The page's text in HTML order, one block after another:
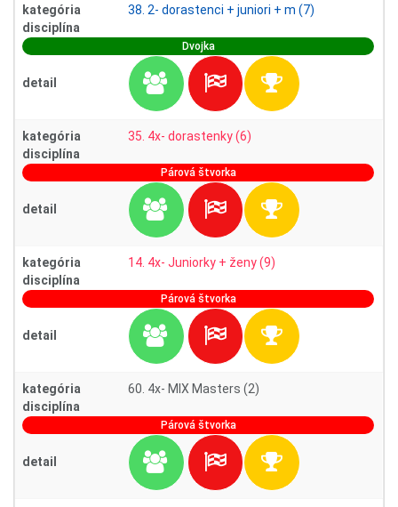
kategória
38. 2- dorastenci + juniori + m (7)
disciplína
Dvojka
detail
kategória
35. 4x- dorastenky (6)
disciplína
Párová štvorka
detail
kategória
14. 4x- Juniorky + ženy (9)
disciplína
Párová štvorka
detail
kategória
60. 4x- MIX Masters (2)
disciplína
Párová štvorka
detail